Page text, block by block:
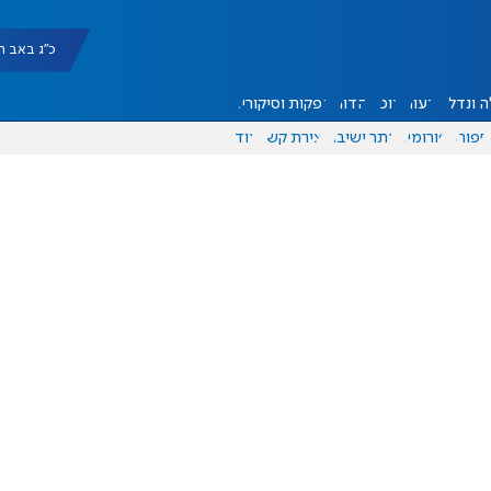
כ"ג באב תשפ"ו
ונדל"ן דעות אוכל יהדות הפקות וסיקורים
ספורט פורומים אתר ישיבה יצירת קשר עוד